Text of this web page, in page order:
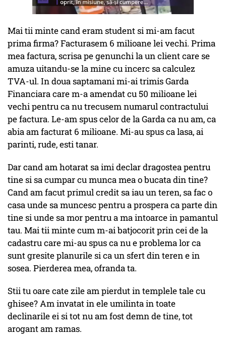
Mai tii minte cand eram student si mi-am facut
prima firma? Facturasem 6 milioane lei vechi. Prima
mea factura, scrisa pe genunchi la un client care se
amuza uitandu-se la mine cu incerc sa calculez
TVA-ul. In doua saptamani mi-ai trimis Garda
Financiara care m-a amendat cu 50 milioane lei
vechi pentru ca nu trecusem numarul contractului
pe factura. Le-am spus celor de la Garda ca nu am, ca
abia am facturat 6 milioane. Mi-au spus ca lasa, ai
parinti, rude, esti tanar.
Dar cand am hotarat sa imi declar dragostea pentru
tine si sa cumpar cu munca mea o bucata din tine?
Cand am facut primul credit sa iau un teren, sa fac o
casa unde sa muncesc pentru a prospera ca parte din
tine si unde sa mor pentru a ma intoarce in pamantul
tau. Mai tii minte cum m-ai batjocorit prin cei de la
cadastru care mi-au spus ca nu e problema lor ca
sunt gresite planurile si ca un sfert din teren e in
sosea. Pierderea mea, ofranda ta.
Stii tu oare cate zile am pierdut in templele tale cu
ghisee? Am invatat in ele umilinta in toate
declinarile ei si tot nu am fost demn de tine, tot
arogant am ramas.